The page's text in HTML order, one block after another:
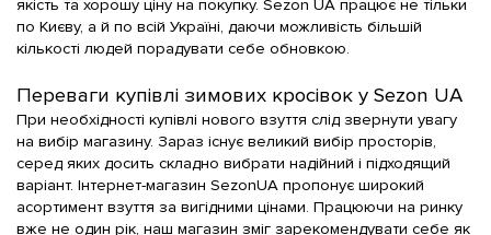
якість та хорошу ціну на покупку. Sezon UA працює не тільки
по Києву, а й по всій Україні, даючи можливість більшій
кількості людей порадувати себе обновкою.
Переваги купівлі зимових кросівок у Sezon UA
При необхідності купівлі нового взуття слід звернути увагу
на вибір магазину. Зараз існує великий вибір просторів,
серед яких досить складно вибрати надійний і підходящий
варіант. Інтернет-магазин SezonUA пропонує широкий
асортимент взуття за вигідними цінами. Працюючи на ринку
вже не один рік, наш магазин зміг зарекомендувати себе як